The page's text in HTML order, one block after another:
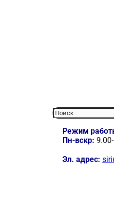
Режим
Пн-вскр:
Эл. адрес: